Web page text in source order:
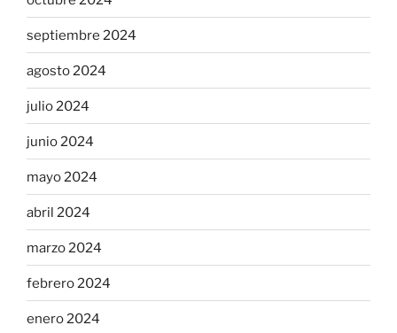
septiembre 2024
agosto 2024
julio 2024
junio 2024
mayo 2024
abril 2024
marzo 2024
febrero 2024
enero 2024